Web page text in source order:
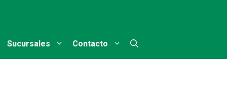
Sucursales Contacto